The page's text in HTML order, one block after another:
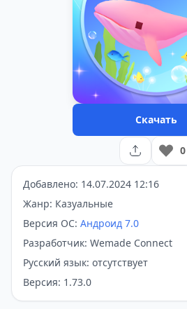
Скачать
0
Добавлено: 14.07.2024 12:16
Жанр: Казуальные
Версия ОС: Андроид 7.0
Разработчик: Wemade Connect
Русский язык: отсутствует
Версия: 1.73.0